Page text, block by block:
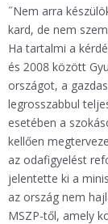
˝Nem arra
kard, de nem
Ha tartalmi a
és 2008 között
országot, a
legrosszabbul
esetében a
kellően
az odafigyelést
jelentette ki a
az ország nem
MSZP-től, amely